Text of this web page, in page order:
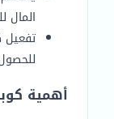
المال
أهمية